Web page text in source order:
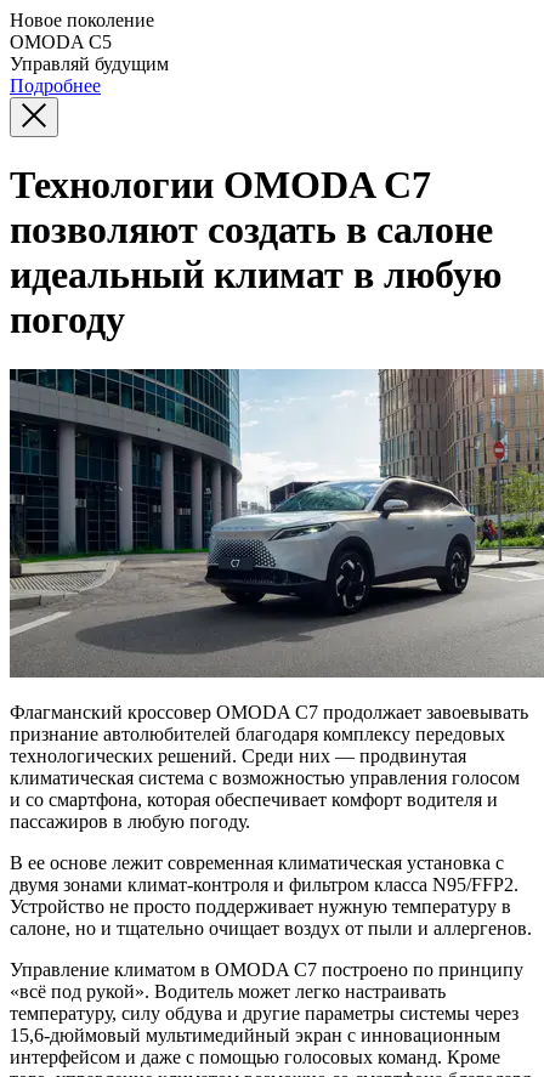
Новое поколение
OMODA C5
Управляй будущим
Подробнее
Технологии OMODA C7
позволяют создать в салоне
идеальный климат в любую
погоду
Флагманский кроссовер OMODA C7 продолжает завоевывать
признание автолюбителей благодаря комплексу передовых
технологических решений. Среди них — продвинутая
климатическая система с возможностью управления голосом
и со смартфона, которая обеспечивает комфорт водителя и
пассажиров в любую погоду.
В ее основе лежит современная климатическая установка с
двумя зонами климат-контроля и фильтром класса N95/FFP2.
Устройство не просто поддерживает нужную температуру в
салоне, но и тщательно очищает воздух от пыли и аллергенов.
Управление климатом в OMODA C7 построено по принципу
«всё под рукой». Водитель может легко настраивать
температуру, силу обдува и другие параметры системы через
15,6-дюймовый мультимедийный экран с инновационным
интерфейсом и даже с помощью голосовых команд. Кроме